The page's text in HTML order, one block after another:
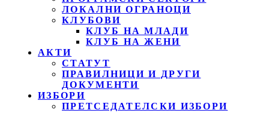
ЛОКАЛНИ ОГРАНОЦИ
КЛУБОВИ
КЛУБ НА МЛАДИ
КЛУБ НА ЖЕНИ
АКТИ
СТАТУТ
ПРАВИЛНИЦИ И ДРУГИ
ДОКУМЕНТИ
ИЗБОРИ
ПРЕТСЕДАТЕЛСКИ ИЗБОРИ